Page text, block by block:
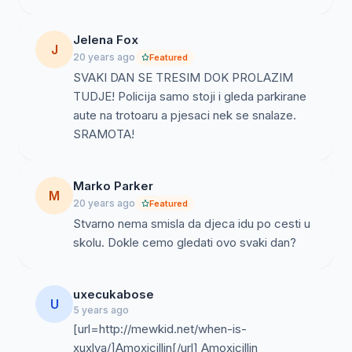
J
Jelena Fox
20 years ago Featured
SVAKI DAN SE TRESIM DOK PROLAZIM
TUDJE! Policija samo stoji i gleda parkirane
aute na trotoaru a pjesaci nek se snalaze.
SRAMOTA!
M
Marko Parker
20 years ago Featured
Stvarno nema smisla da djeca idu po cesti u
skolu. Dokle cemo gledati ovo svaki dan?
U
uxecukabose
5 years ago
[url=http://mewkid.net/when-is-
xuxlya/]Amoxicillin[/url] Amoxicillin